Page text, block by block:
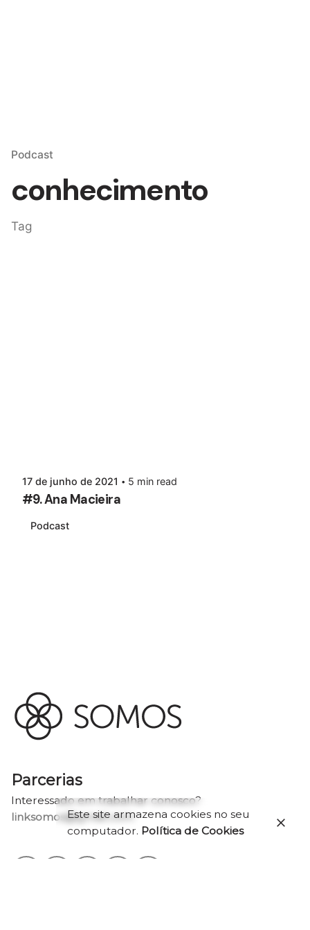
Podcast
conhecimento
Tag
17 de junho de 2021 5 min read
#9. Ana Macieira
Podcast
Parcerias
Interessado em trabalhar conosco?
linksomos@gmail.com
Este site armazena cookies no seu
computador. Política de Cookies